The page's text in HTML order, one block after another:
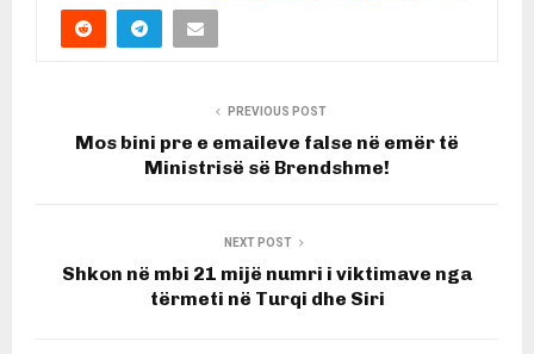
PREVIOUS POST
Mos bini pre e emaileve false në emër të
Ministrisë së Brendshme!
NEXT POST
Shkon në mbi 21 mijë numri i viktimave nga
tërmeti në Turqi dhe Siri